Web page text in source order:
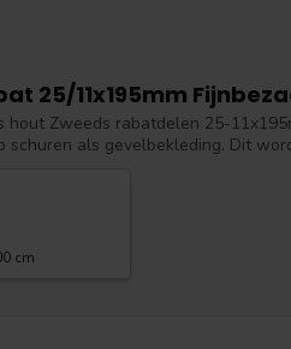
25/11x195mm
hout Zweeds rabatdelen 25-
als gevelbekleding. Dit
cm